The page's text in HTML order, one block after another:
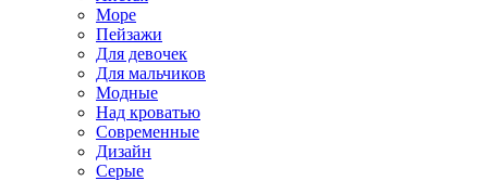
Море
Пейзажи
Для девочек
Для мальчиков
Модные
Над кроватью
Современные
Дизайн
Серые